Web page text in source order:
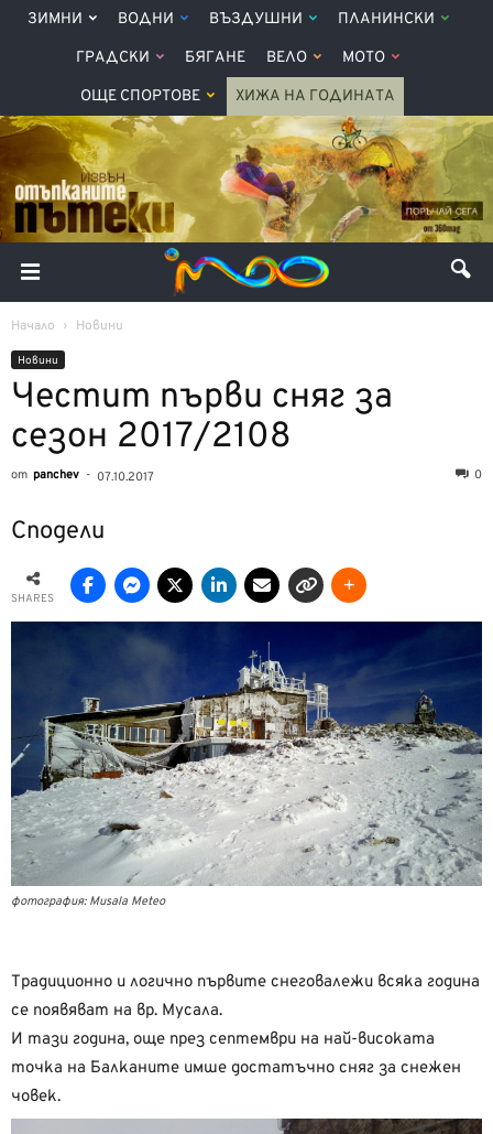
ЗИМНИ ВОДНИ ВЪЗДУШНИ ПЛАНИНСКИ
ГРАДСКИ БЯГАНЕ ВЕЛО МОТО
ОЩЕ СПОРТОВЕ ХИЖА НА ГОДИНАТА
Начало Новини
Новини
Честит първи сняг за
сезон 2017/2108
от panchev - 07.10.2017 0
Сподели
SHARES
фотография: Musala Meteo
Традиционно и логично първите снеговалежи всяка година
се появяват на вр. Мусала.
И тази година, още през септември на най-високата
точка на Балканите имше достатъчно сняг за снежен
човек.